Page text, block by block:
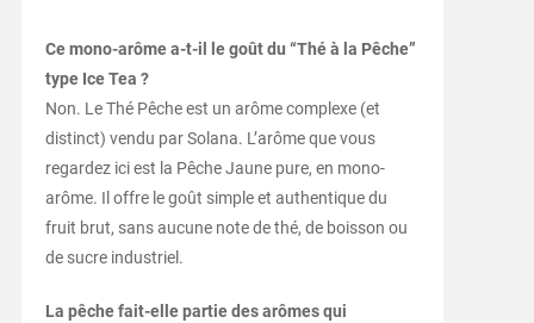
Ce mono-arôme a-t-il le goût du “Thé à la Pêche”
type Ice Tea ?
Non. Le Thé Pêche est un arôme complexe (et
distinct) vendu par Solana. L’arôme que vous
regardez ici est la Pêche Jaune pure, en mono-
arôme. Il offre le goût simple et authentique du
fruit brut, sans aucune note de thé, de boisson ou
de sucre industriel.
La pêche fait-elle partie des arômes qui